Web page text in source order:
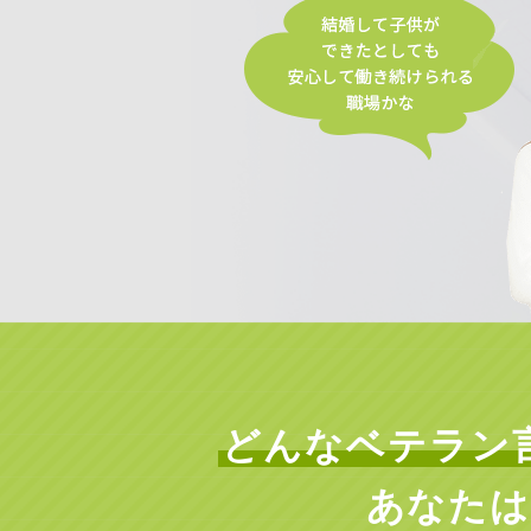
どんなベテラン
あなた